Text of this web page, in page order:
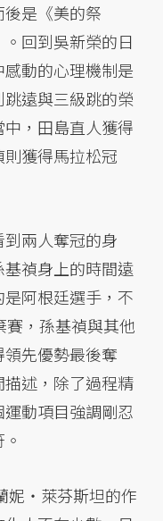
是《美的祭
回到吳新榮的日
動的心理機制是
遠與三級跳的榮
，田島直人獲得
獲得馬拉松冠
到兩人奪冠的身
禎身上的時間遠
阿根廷選手，不
，孫基禎與其他
先優勢最後奪
述，除了過程精
動項目強調剛忍
妮・萊芬斯坦的作